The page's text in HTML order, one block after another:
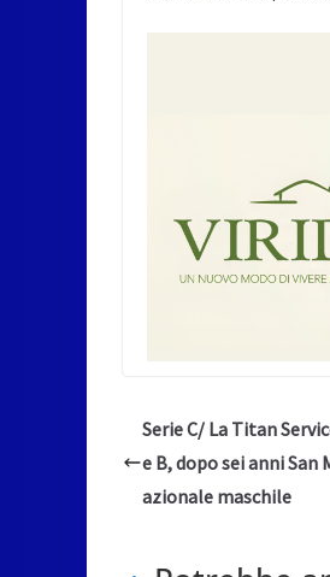
Serie C/ La Titan
e B, dopo sei anni
azionale maschile